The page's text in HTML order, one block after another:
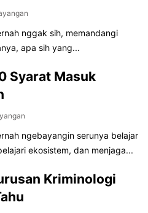
nggak sih, memandangi
apa sih yang...
Syarat Masuk
ngebayangin serunya belajar
ekosistem, dan menjaga...
Kriminologi